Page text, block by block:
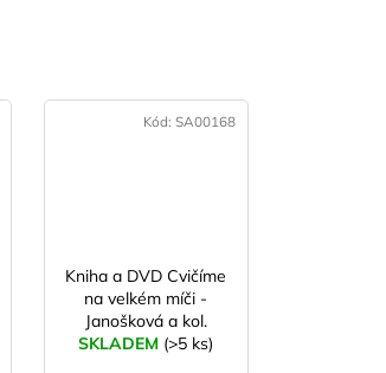
Kniha a DVD Cvičíme
na velkém míči -
Janošková a kol.
SKLADEM (>5 ks)
Kód: SA00168